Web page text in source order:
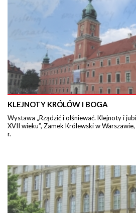
KLEJNOTY KRÓLÓW I BOGA
Wystawa „Rządzić i olśniewać. Klejnoty i
XVII wieku”, Zamek Królewski w
r.